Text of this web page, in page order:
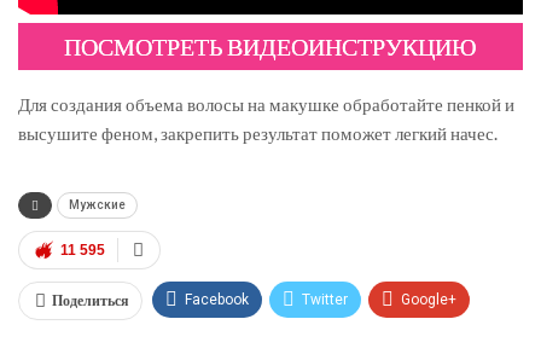
ПОСМОТРЕТЬ ВИДЕОИНСТРУКЦИЮ
Для создания объема волосы на макушке обработайте пенкой и
высушите феном, закрепить результат поможет легкий начес.
Мужские
11 595
Поделиться Facebook Twitter Google+